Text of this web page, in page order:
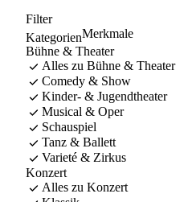
Filter
KategorienMerkmale
Bühne & Theater
Alles zu Bühne & Theater
Comedy & Show
Kinder- & Jugendtheater
Musical & Oper
Schauspiel
Tanz & Ballett
Varieté & Zirkus
Konzert
Alles zu Konzert